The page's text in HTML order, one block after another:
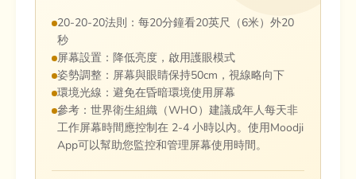
20-20-20法則：每20分鐘看20英尺（6米）外20
秒
屏幕設置：降低亮度，啟用護眼模式
姿勢調整：屏幕與眼睛保持50cm，視線略向下
環境光線：避免在昏暗環境使用屏幕
參考：世界衛生組織（WHO）建議成年人每天非
工作屏幕時間應控制在 2-4 小時以內。使用Moodji
App可以幫助您監控和管理屏幕使用時間。